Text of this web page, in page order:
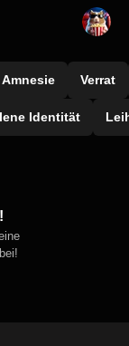
Amnesie Verrat
Identität